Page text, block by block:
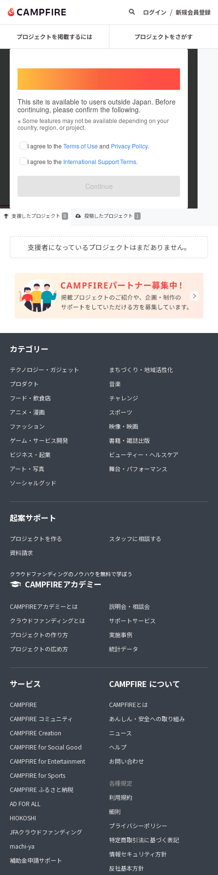
ログイン / 新規会員登録
プロジェクトを掲載するには プロジェクトをさがす
This site is available to users outside Japan. Before
continuing, please confirm the following.
※ Some features may not be available depending on your
country, region, or project.
I agree to the Terms of Use and Privacy Policy.
I agree to the International Support Terms.
Continue
judaime1760
これまでに1件のプロジェクトを投稿しています
在住国：日本 現在地：石川県
出身国：日本 出身地：石川県
支援したプロジェクト 0 投稿したプロジェクト 1
支援者になっているプロジェクトはまだありません。
カテゴリー
テクノロジー・ガジェット
プロダクト
フード・飲食店
アニメ・漫画
ファッション
ゲーム・サービス開発
ビジネス・起業
アート・写真
ソーシャルグッド
まちづくり・地域活性化
音楽
チャレンジ
スポーツ
映像・映画
書籍・雑誌出版
ビューティー・ヘルスケア
舞台・パフォーマンス
起案サポート
プロジェクトを作る
資料請求
スタッフに相談する
クラウドファンディングのノウハウを無料で学ぼう
CAMPFIREアカデミー
CAMPFIREアカデミーとは
クラウドファンディングとは
プロジェクトの作り方
プロジェクトの広め方
説明会・相談会
サポートサービス
実施事例
統計データ
サービス
CAMPFIRE
CAMPFIRE コミュニティ
CAMPFIRE Creation
CAMPFIRE for Social Good
CAMPFIRE for Entertainment
CAMPFIRE for Sports
CAMPFIRE ふるさと納税
AD FOR ALL
HIOKOSHI
JFAクラウドファンディング
machi-ya
補助金申請サポート
CAMPFIRE について
CAMPFIREとは
あんしん・安全への取り組み
ニュース
ヘルプ
お問い合わせ
各種規定
利用規約
細則
プライバシーポリシー
特定商取引法に基づく表記
情報セキュリティ方針
反社基本方針